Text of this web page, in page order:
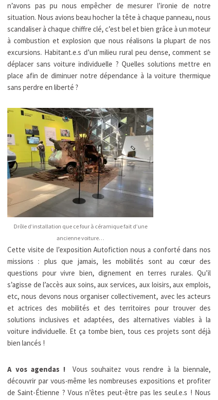
n’avons pas pu nous empêcher de mesurer l’ironie de notre
situation. Nous avions beau hocher la tête à chaque panneau, nous
scandaliser à chaque chiffre clé, c’est bel et bien grâce à un moteur
à combustion et explosion que nous réalisons la plupart de nos
excursions. Habitant.e.s d’un milieu rural peu dense, comment se
déplacer sans voiture individuelle ? Quelles solutions mettre en
place afin de diminuer notre dépendance à la voiture thermique
sans perdre en liberté ?
Drôle d’installation que ce four à céramique fait d’une
ancienne voiture…
Cette visite de l’exposition Autofiction nous a conforté dans nos
missions : plus que jamais, les mobilités sont au cœur des
questions pour vivre bien, dignement en terres rurales. Qu’il
s’agisse de l’accès aux soins, aux services, aux loisirs, aux emplois,
etc, nous devons nous organiser collectivement, avec les acteurs
et actrices des mobilités et des territoires pour trouver des
solutions inclusives et adaptées, des alternatives viables à la
voiture individuelle. Et ça tombe bien, tous ces projets sont déjà
bien lancés !
A vos agendas !
Vous souhaitez vous rendre à la biennale,
découvrir par vous-même les nombreuses expositions et profiter
de Saint-Étienne ? Vous n’êtes peut-être pas les seul.e.s ! Nous